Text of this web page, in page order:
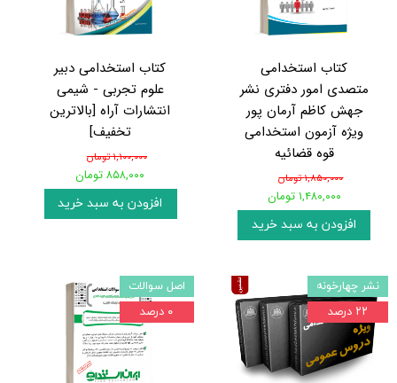
کتاب استخدامی
متصدی امور دفتری نشر
جهش کاظم آرمان پور
ویژه آزمون استخدامی
قوه قضائیه
۱,۸۵۰,۰۰۰ تومان
۱,۴۸۰,۰۰۰ تومان
افزودن به سبد خرید
کتاب استخدامی دبیر
علوم تجربی - شیمی
انتشارات آراه [بالاترین
تخفیف]
۱,۱۰۰,۰۰۰ تومان
۸۵۸,۰۰۰ تومان
افزودن به سبد خرید
نشر چهارخونه
۲۲ درصد
اصل سوالات
۰ درصد